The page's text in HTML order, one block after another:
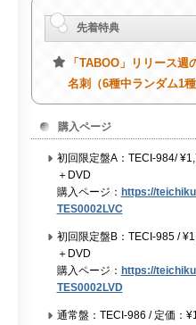
先着特典
「TABOO」リリース
名刺（6種中ランダム1種
購入ページ
初回限定盤A：TECI-984/
＋DVD
購入ページ： https://
TES0002LVC
初回限定盤B：TECI-985 /
＋DVD
購入ページ： https://
TES0002LVD
通常盤：TECI-986 / 定価：